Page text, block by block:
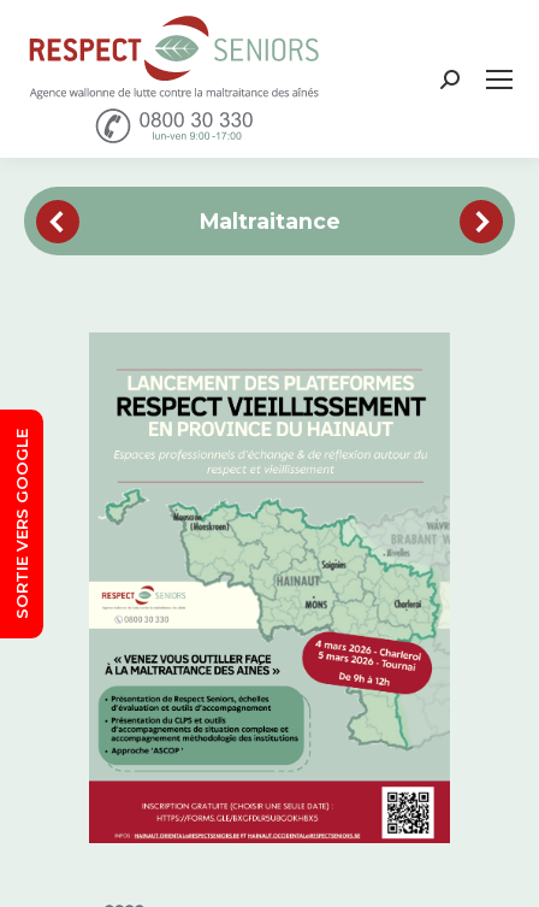
SORTIE VERS GOOGLE
Maltraitance